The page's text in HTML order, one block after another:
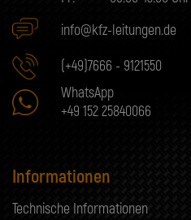
info@kfz-leitungen.de
(+49)7666 - 9121550
WhatsApp
+49 152 25840066
Informationen
Technische Informationen